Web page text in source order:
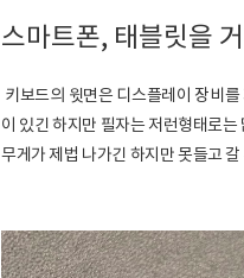
스마트폰, 태블릿을
키보드의 윗면은 디스플레이 장비
이 있긴 하지만 필자는 저런형태로
무게가 제법 나가긴 하지만 못들고